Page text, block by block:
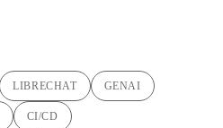
LIBRECHAT GENAI
CI/CD